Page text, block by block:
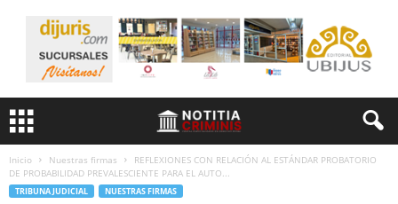
Inicio Nuestras firmas
REFLEXIONES CON RELACIÓN AL ESTÁNDAR PROBATORIO
DE PROBABILIDAD PREVALESCIENTE PARA EL AUTO...
TRIBUNA JUDICIAL NUESTRAS FIRMAS